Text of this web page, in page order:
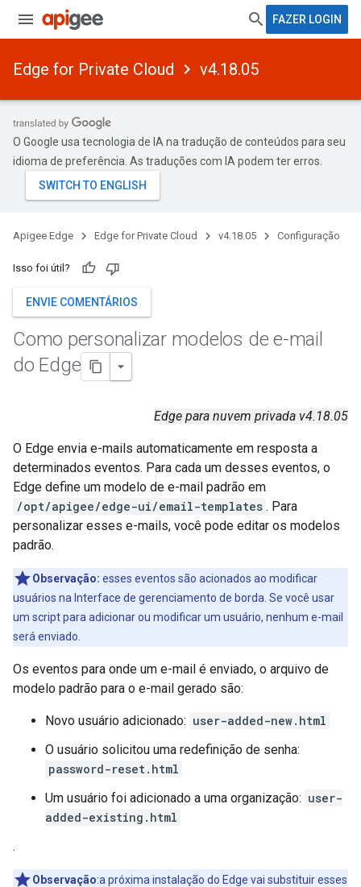
FAZER LOGIN
Edge for Private Cloud v4.18.05
O Google usa tecnologia de IA na tradução de conteúdos para seu
idioma de preferência. As traduções com IA podem ter erros.
Apigee Edge Edge for Private Cloud v4.18.05 Configuração
Isso foi útil?
ENVIE COMENTÁRIOS
Como personalizar modelos de e-mail
do Edge
Edge para nuvem privada v4.18.05
O Edge envia e-mails automaticamente em resposta a
determinados eventos. Para cada um desses eventos, o
Edge define um modelo de e-mail padrão em
/opt/apigee/edge-ui/email-templates . Para
personalizar esses e-mails, você pode editar os modelos
padrão.
Observação: esses eventos são acionados ao modificar
usuários na Interface de gerenciamento de borda. Se você usar
um script para adicionar ou modificar um usuário, nenhum e-mail
será enviado.
Os eventos para onde um e-mail é enviado, o arquivo de
modelo padrão para o e-mail gerado são:
Novo usuário adicionado: user-added-new.html
O usuário solicitou uma redefinição de senha:
password-reset.html
Um usuário foi adicionado a uma organização: user-
added-existing.html
.
Observação:a próxima instalação do Edge vai substituir esses